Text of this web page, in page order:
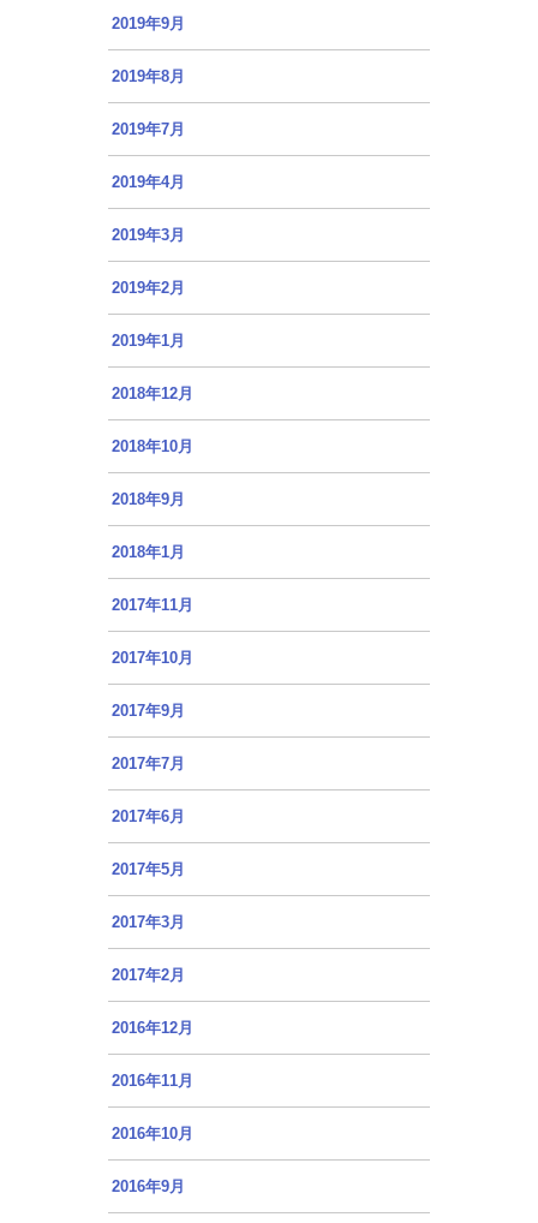
2019年9月
2019年8月
2019年7月
2019年4月
2019年3月
2019年2月
2019年1月
2018年12月
2018年10月
2018年9月
2018年1月
2017年11月
2017年10月
2017年9月
2017年7月
2017年6月
2017年5月
2017年3月
2017年2月
2016年12月
2016年11月
2016年10月
2016年9月